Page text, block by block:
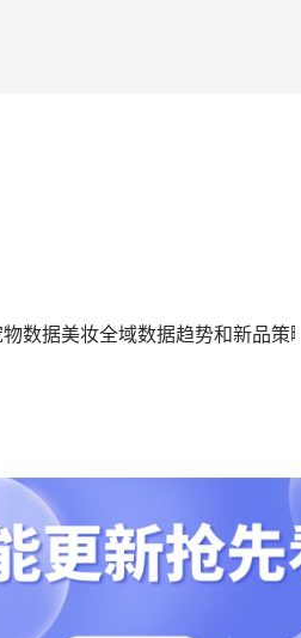
物数据美妆全域数据趋势和新品策略